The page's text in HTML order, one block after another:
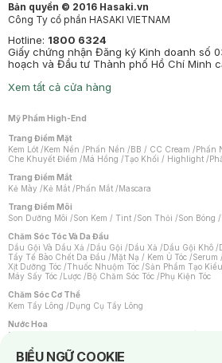
Bản quyền © 2016 Hasaki.vn
Công Ty cổ phần HASAKI VIETNAM
Hotline: 1800 6324
Giấy chứng nhận Đăng ký Kinh doanh số
hoạch và Đầu tư Thành phố Hồ Chí Minh
Xem tất cả cửa hàng
Mỹ Phẩm High-End
Trang Điểm Mặt
Kem Lót /Kem Nền /Phấn Nền /BB / CC Cream /Phấn
Che Khuyết Điểm /Má Hồng /Tạo Khối / Highlight /
Trang Điểm Mắt
Kẻ Mày /Kẻ Mắt /Phấn Mắt /Mascara
Trang Điểm Môi
Son Dưỡng Môi /Son Kem / Tint /Son Thỏi /Son Bóng /
Chăm Sóc Tóc Và Da Đầu
Dầu Gội Và Dầu Xả /Dầu Gội /Dầu Xả /Dầu Gội Khô /
Tẩy Tế Bào Chết Da Đầu /Mặt Nạ / Kem Ủ Tóc /Serum
Xịt Dưỡng Tóc /Thuốc Nhuộm Tóc /Sản Phẩm Tạo
Máy Sấy Tóc /Lược /Bộ Chăm Sóc Tóc /Phụ Kiện Tóc
Chăm Sóc Cơ Thể
Kem Tẩy Lông /Dụng Cụ Tẩy Lông
Nước Hoa
Nước Hoa Nữ
BIỂU NGỮ COOKIE
Notice about cookies usage